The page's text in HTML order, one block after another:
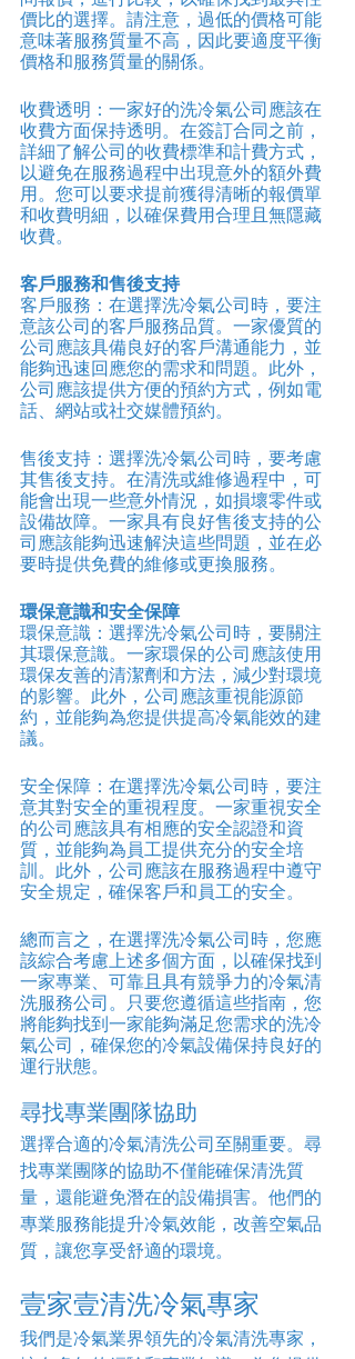
價比的選擇。請注意，過低的價格可能
意味著服務質量不高，因此要適度平衡
價格和服務質量的關係。
收費透明：一家好的洗冷氣公司應該在
收費方面保持透明。在簽訂合同之前，
詳細了解公司的收費標準和計費方式，
以避免在服務過程中出現意外的額外費
用。您可以要求提前獲得清晰的報價單
和收費明細，以確保費用合理且無隱藏
收費。
客戶服務和售後支持
客戶服務：在選擇洗冷氣公司時，要注
意該公司的客戶服務品質。一家優質的
公司應該具備良好的客戶溝通能力，並
能夠迅速回應您的需求和問題。此外，
公司應該提供方便的預約方式，例如電
話、網站或社交媒體預約。
售後支持：選擇洗冷氣公司時，要考慮
其售後支持。在清洗或維修過程中，可
能會出現一些意外情況，如損壞零件或
設備故障。一家具有良好售後支持的公
司應該能夠迅速解決這些問題，並在必
要時提供免費的維修或更換服務。
環保意識和安全保障
環保意識：選擇洗冷氣公司時，要關注
其環保意識。一家環保的公司應該使用
環保友善的清潔劑和方法，減少對環境
的影響。此外，公司應該重視能源節
約，並能夠為您提供提高冷氣能效的建
議。
安全保障：在選擇洗冷氣公司時，要注
意其對安全的重視程度。一家重視安全
的公司應該具有相應的安全認證和資
質，並能夠為員工提供充分的安全培
訓。此外，公司應該在服務過程中遵守
安全規定，確保客戶和員工的安全。
總而言之，在選擇洗冷氣公司時，您應
該綜合考慮上述多個方面，以確保找到
一家專業、可靠且具有競爭力的冷氣清
洗服務公司。只要您遵循這些指南，您
將能夠找到一家能夠滿足您需求的洗冷
氣公司，確保您的冷氣設備保持良好的
運行狀態。
尋找專業團隊協助
選擇合適的冷氣清洗公司至關重要。尋
找專業團隊的協助不僅能確保清洗質
量，還能避免潛在的設備損害。他們的
專業服務能提升冷氣效能，改善空氣品
質，讓您享受舒適的環境。
壹家壹清洗冷氣專家
我們是冷氣業界領先的冷氣清洗專家，